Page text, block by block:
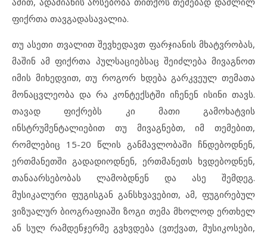
ფიქრთა თავგადასავალია.
თუ ასეთი თვალით შევხედავთ ფარჯიანის მხატვრობას,
მაშინ ამ ფიქრთა პულსაციებსაც შეიძლება მივაგნოთ
იმის მიხედვით, თუ როგორ ხდება გარკვეულ თემათა
მონაცვლეობა და რა კონტექსტში იჩენენ ისინი თავს.
თავად ფიქრებს კი მათი გამოხატვის
ინსტრუმენტალიებით თუ მივაგნებთ, იმ თემებით,
რომლებიც 15-20 წლის განმავლობაში ჩნდებოდნენ,
ერთმანეთში გადადიოდნენ, ერთმანეთს ხვდებოდნენ,
თანაარსებობას ლამობდნენ და ასე შემდეგ.
მუსიკალური ფუგისგან განსხვავებით, ამ, ფუგირებულ
ვიზუალურ ბიოგრაფიაში ზოგი თემა მხოლოდ ერთხელ
ან სულ რამდენჯერმე გვხვდება (ვთქვათ, მუსიკოსები,